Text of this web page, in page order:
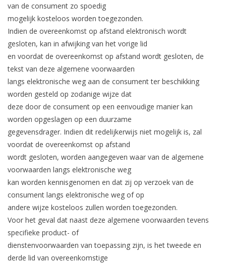
van de consument zo spoedig
mogelijk kosteloos worden toegezonden.
Indien de overeenkomst op afstand elektronisch wordt
gesloten, kan in afwijking van het vorige lid
en voordat de overeenkomst op afstand wordt gesloten, de
tekst van deze algemene voorwaarden
langs elektronische weg aan de consument ter beschikking
worden gesteld op zodanige wijze dat
deze door de consument op een eenvoudige manier kan
worden opgeslagen op een duurzame
gegevensdrager. Indien dit redelijkerwijs niet mogelijk is, zal
voordat de overeenkomst op afstand
wordt gesloten, worden aangegeven waar van de algemene
voorwaarden langs elektronische weg
kan worden kennisgenomen en dat zij op verzoek van de
consument langs elektronische weg of op
andere wijze kosteloos zullen worden toegezonden.
Voor het geval dat naast deze algemene voorwaarden tevens
specifieke product- of
dienstenvoorwaarden van toepassing zijn, is het tweede en
derde lid van overeenkomstige